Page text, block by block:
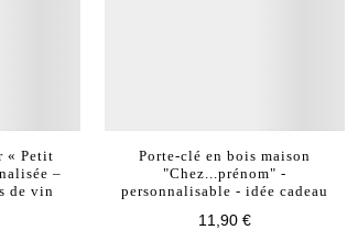
« Petit
–
de vin
Porte-clé en bois maison
"Chez...prénom" -
personnalisable - idée cadeau
11,90 €